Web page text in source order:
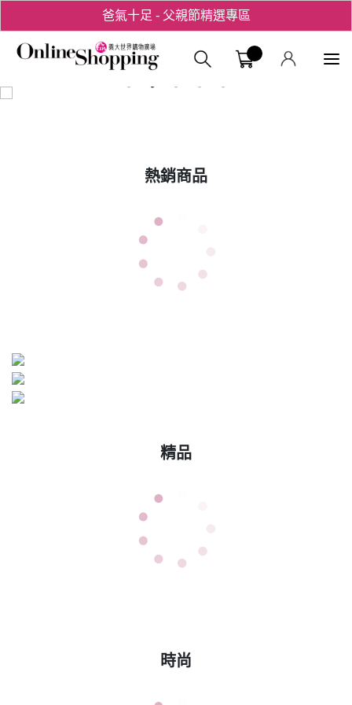
爸氣十足 - 父親節精選專區
用心愛你！七夕星選禮遇！義大購物
熱銷商品
精品
時尚